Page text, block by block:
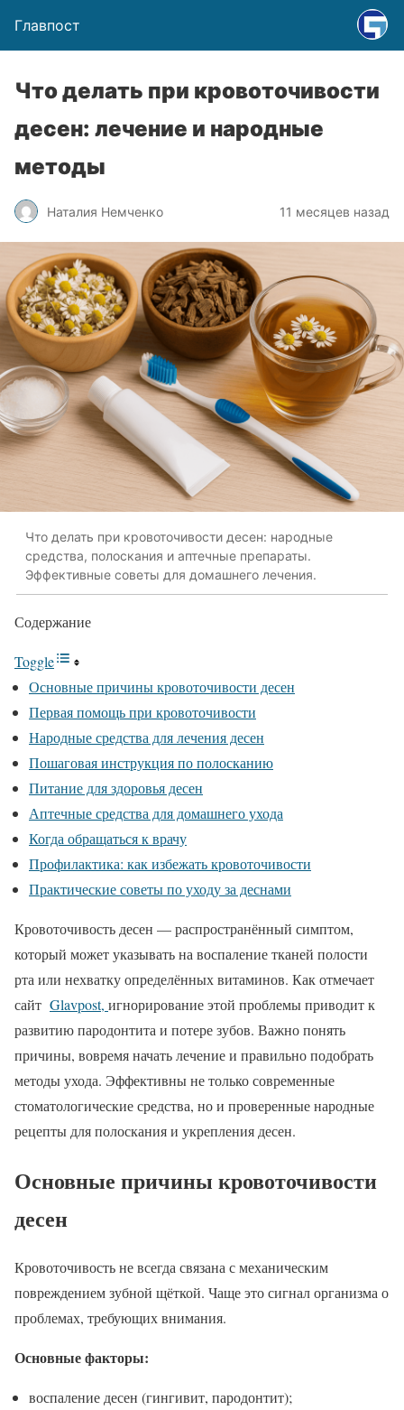
Главпост
Что делать при кровоточивости
десен: лечение и народные
методы
Наталия Немченко 11 месяцев назад
Что делать при кровоточивости десен: народные
средства, полоскания и аптечные препараты.
Эффективные советы для домашнего лечения.
Содержание
Toggle
Основные причины кровоточивости десен
Первая помощь при кровоточивости
Народные средства для лечения десен
Пошаговая инструкция по полосканию
Питание для здоровья десен
Аптечные средства для домашнего ухода
Когда обращаться к врачу
Профилактика: как избежать кровоточивости
Практические советы по уходу за деснами
Кровоточивость десен — распространённый симптом,
который может указывать на воспаление тканей полости
рта или нехватку определённых витаминов. Как отмечает
сайт Glavpost, игнорирование этой проблемы приводит к
развитию пародонтита и потере зубов. Важно понять
причины, вовремя начать лечение и правильно подобрать
методы ухода. Эффективны не только современные
стоматологические средства, но и проверенные народные
рецепты для полоскания и укрепления десен.
Основные причины кровоточивости
десен
Кровоточивость не всегда связана с механическим
повреждением зубной щёткой. Чаще это сигнал организма о
проблемах, требующих внимания.
Основные факторы:
воспаление десен (гингивит, пародонтит);